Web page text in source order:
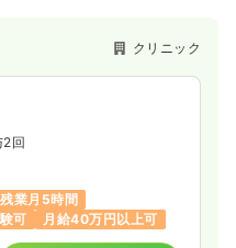
暮らし・想い”にも 寄り添
とを大切にしています。
ステーションの所長や医療
、患者さんのみならず、ス
クを目指しています。2025
主に行っていますが、2026
ニックを開院しました。
クリニック
2回
残業月5時間
可 月給40万円以上可